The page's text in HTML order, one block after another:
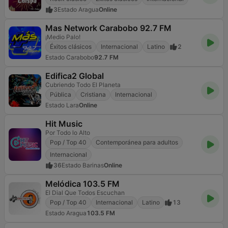
3Estado AraguaOnline
Mas Network Carabobo 92.7 FM
¡Medio Palo!
Éxitos clásicos
Internacional Latino
2
Estado Carabobo92.7 FM
Edifica2 Global
Cubriendo Todo El Planeta
Pública
Cristiana
Internacional
Estado LaraOnline
Hit Music
Por Todo lo Alto
Pop / Top 40
Contemporánea para adultos
Internacional
36Estado BarinasOnline
Melódica 103.5 FM
El Dial Que Todos Escuchan
Pop / Top 40
Internacional Latino
13
Estado Aragua 103.5 FM